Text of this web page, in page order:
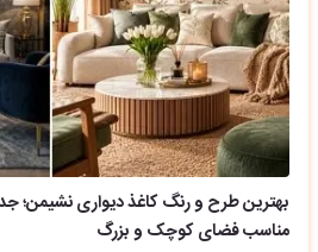
بهترین طرح و رنگ کاغذ دیواری نشیمن؛
مناسب فضای کوچک و بزرگ